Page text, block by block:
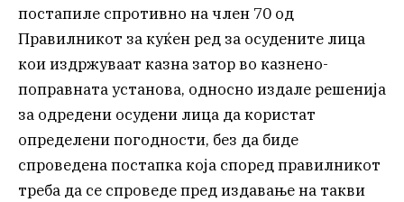
постапиле спротивно на член 70 од
Правилникот за куќен ред за осудените лица
кои издржуваат казна затор во казнено-
поправната установа, односно издале решенија
за одредени осудени лица да користат
определени погодности, без да биде
спроведена постапка која според правилникот
треба да се спроведе пред издавање на такви